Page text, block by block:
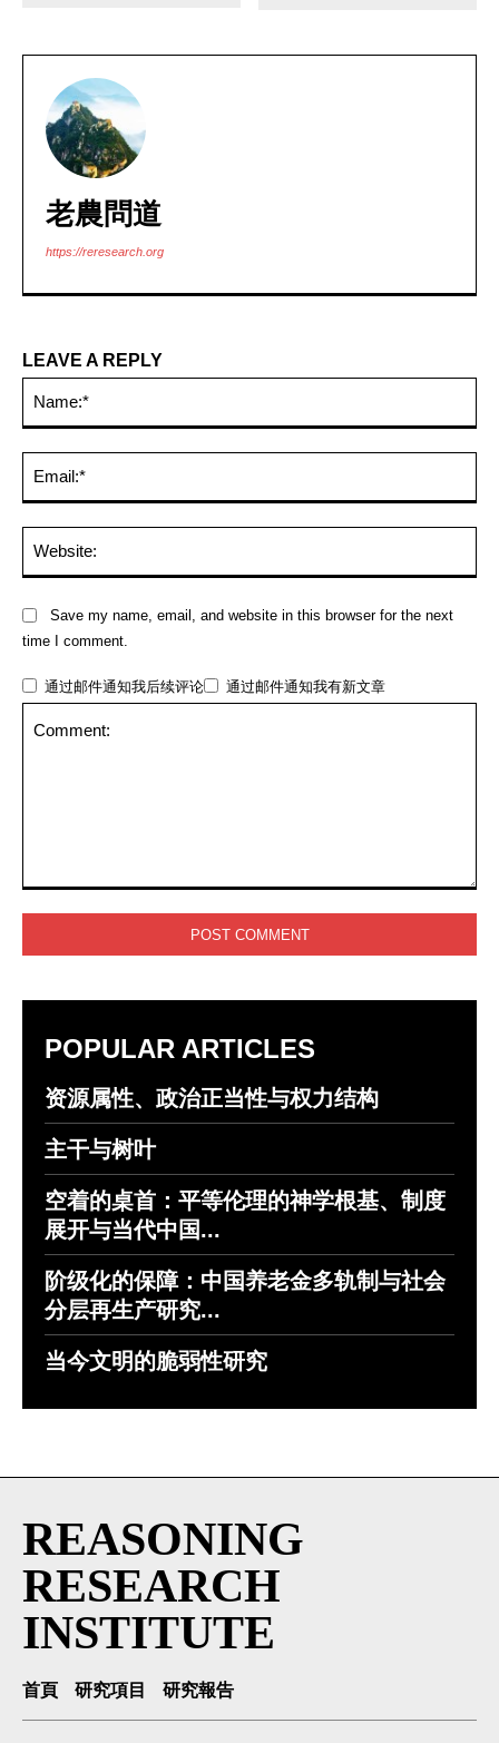
老農問道
https://reresearch.org
LEAVE A REPLY
Save my name, email, and website in this browser for the next
time I comment.
通过邮件通知我后续评论 通过邮件通知我有新文章
POPULAR ARTICLES
资源属性、政治正当性与权力结构
主干与树叶
空着的桌首：平等伦理的神学根基、制度
展开与当代中国...
阶级化的保障：中国养老金多轨制与社会
分层再生产研究...
当今文明的脆弱性研究
REASONING
RESEARCH
INSTITUTE
首頁 研究項目 研究報告